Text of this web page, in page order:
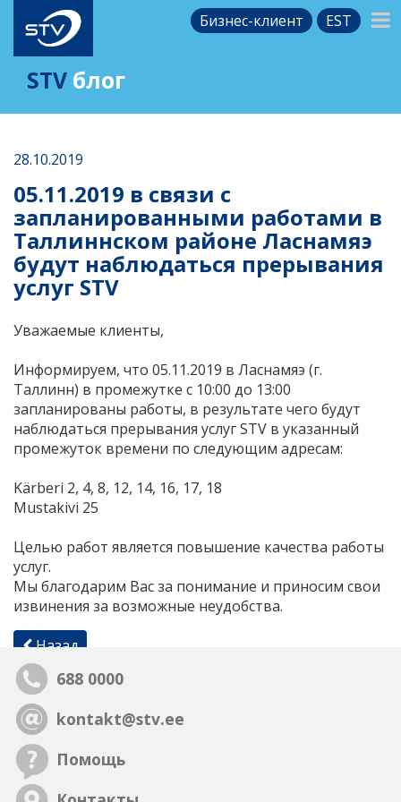
Бизнес-клиент EST
STV блог
28.10.2019
05.11.2019 в связи с
запланированными работами в
Таллиннском районе Ласнамяэ
будут наблюдаться прерывания
услуг STV
Уважаемые клиенты,
Информируем, что 05.11.2019 в Ласнамяэ (г.
Таллинн) в промежутке с 10:00 до 13:00
запланированы работы, в результате чего будут
наблюдаться прерывания услуг STV в указанный
промежуток времени по следующим адресам:
Kärberi 2, 4, 8, 12, 14, 16, 17, 18
Mustakivi 25
Целью работ является повышение качества работы
услуг.
Мы благодарим Вас за понимание и приносим свои
извинения за возможные неудобства.
Назад
688 0000
kontakt@stv.ee
Помощь